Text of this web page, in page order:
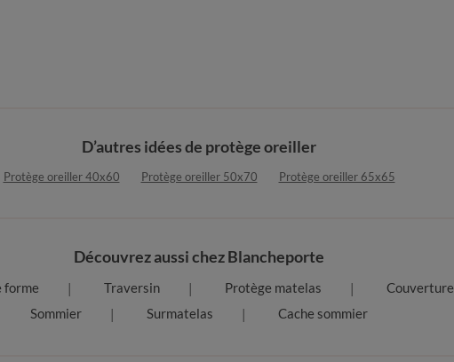
D’autres idées de protège oreiller
Protège oreiller 40x60 Protège oreiller 50x70 Protège oreiller 65x65
Découvrez aussi chez Blancheporte
forme Traversin Protège matelas Couverture
Sommier
Surmatelas Cache sommier